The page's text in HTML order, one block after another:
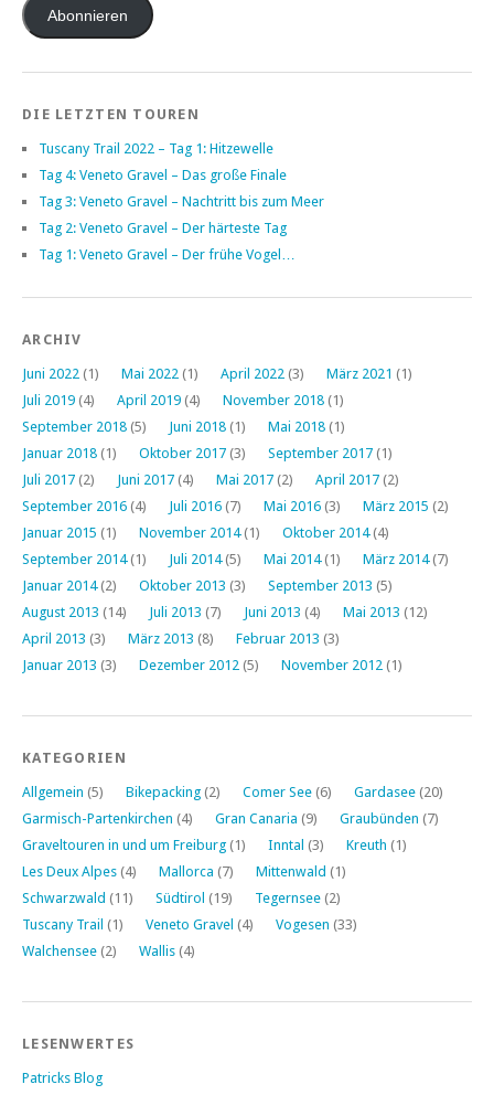
AdresseAbonnieren
DIE LETZTEN TOUREN
Tuscany Trail 2022 – Tag 1: Hitzewelle
Tag 4: Veneto Gravel – Das große Finale
Tag 3: Veneto Gravel – Nachtritt bis zum Meer
Tag 2: Veneto Gravel – Der härteste Tag
Tag 1: Veneto Gravel – Der frühe Vogel…
ARCHIV
Juni 2022 (1) Mai 2022 (1) April 2022 (3) März 2021 (1)
Juli 2019 (4) April 2019 (4) November 2018 (1)
September 2018 (5) Juni 2018 (1) Mai 2018 (1)
Januar 2018 (1) Oktober 2017 (3) September 2017 (1)
Juli 2017 (2) Juni 2017 (4) Mai 2017 (2) April 2017 (2)
September 2016 (4) Juli 2016 (7) Mai 2016 (3) März 2015 (2)
Januar 2015 (1) November 2014(1) Oktober 2014(4)
September 2014(1) Juli 2014(5) Mai 2014(1) März 2014(7)
Januar 2014(2) Oktober 2013 (3) September 2013 (5)
August 2013 (14) Juli 2013 (7) Juni 2013 (4) Mai 2013 (12)
April 2013 (3) März 2013 (8) Februar 2013 (3)
Januar 2013 (3) Dezember 2012 (5) November 2012 (1)
KATEGORIEN
Allgemein (5) Bikepacking (2) Comer See (6) Gardasee (20)
Garmisch-Partenkirchen (4) Gran Canaria (9) Graubünden (7)
Graveltouren in und um Freiburg (1) Inntal (3) Kreuth (1)
Les Deux Alpes (4) Mallorca (7) Mittenwald (1)
Schwarzwald (11) Südtirol (19) Tegernsee (2)
Tuscany Trail (1) Veneto Gravel (4) Vogesen (33)
Walchensee (2) Wallis (4)
LESENWERTES
Patricks Blog